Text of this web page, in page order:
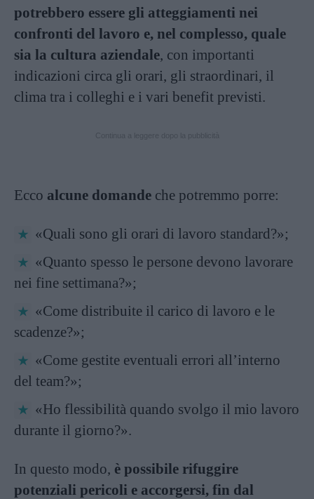
potrebbero essere gli atteggiamenti nei
confronti del lavoro e, nel complesso, quale
sia la cultura aziendale, con importanti
indicazioni circa gli orari, gli straordinari, il
clima tra i colleghi e i vari benefit previsti.
Ecco alcune domande che potremmo porre:
«Quali sono gli orari di lavoro standard?»;
«Quanto spesso le persone devono lavorare
nei fine settimana?»;
«Come distribuite il carico di lavoro e le
scadenze?»;
«Come gestite eventuali errori all’interno
del team?»;
«Ho flessibilità quando svolgo il mio lavoro
durante il giorno?».
In questo modo, è possibile rifuggire
potenziali pericoli e accorgersi, fin dal